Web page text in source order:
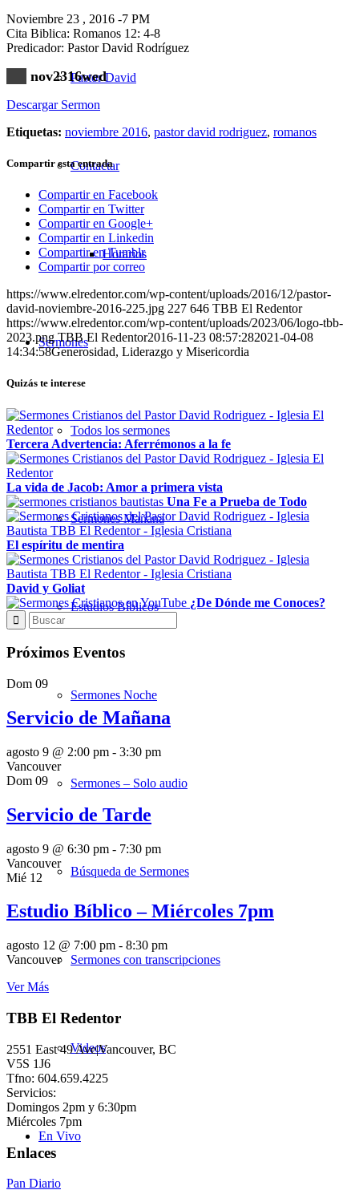
Pastor David
Contactar
Horarios
Sermones
Todos los sermones
Sermones Mañana
Estudios Bíblicos
Sermones Noche
Sermones – Solo audio
Búsqueda de Sermones
Sermones con transcripciones
Videos
En Vivo
Noviembre 23 , 2016 -7 PM
Cita Biblica: Romanos 12: 4-8
Predicador: Pastor David Rodríguez
nov2316wed
Descargar Sermon
Etiquetas: noviembre 2016, pastor david rodriguez, romanos
Compartir esta entrada
Compartir en Facebook
Compartir en Twitter
Compartir en Google+
Compartir en Linkedin
Compartir en Tumblr
Compartir por correo
https://www.elredentor.com/wp-content/uploads/2016/12/pastor-
david-noviembre-2016-225.jpg 227 646 TBB El Redentor
https://www.elredentor.com/wp-content/uploads/2023/06/logo-tbb-
2023.png TBB El Redentor2016-11-23 08:57:282021-04-08
14:34:58Generosidad, Liderazgo y Misericordia
Quizás te interese
Tercera Advertencia: Aferrémonos a la fe
La vida de Jacob: Amor a primera vista
Una Fe a Prueba de Todo
El espíritu de mentira
David y Goliat
¿De Dónde me Conoces?
Próximos Eventos
Dom 09
Servicio de Mañana
agosto 9 @ 2:00 pm - 3:30 pm
Vancouver
Dom 09
Servicio de Tarde
agosto 9 @ 6:30 pm - 7:30 pm
Vancouver
Mié 12
Estudio Bíblico – Miércoles 7pm
agosto 12 @ 7:00 pm - 8:30 pm
Vancouver
Ver Más
TBB El Redentor
2551 East 49 Ave|Vancouver, BC
V5S 1J6
Tfno: 604.659.4225
Servicios:
Domingos 2pm y 6:30pm
Miércoles 7pm
Enlaces
Pan Diario